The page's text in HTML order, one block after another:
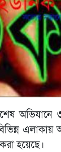
হয়েছে।